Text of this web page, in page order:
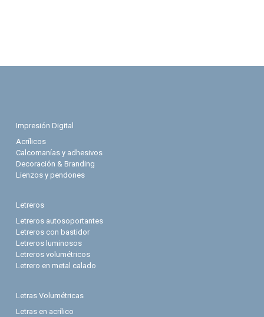
Impresión Digital
Acrílicos
Calcomanías y adhesivos
Decoración & Branding
Lienzos y pendones
Letreros
Letreros autosoportantes
Letreros con bastidor
Letreros luminosos
Letreros volumétricos
Letrero en metal calado
Letras Volumétricas
Letras en acrílico